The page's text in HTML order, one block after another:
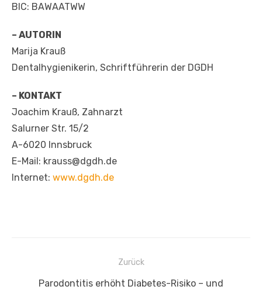
BIC: BAWAATWW
– AUTORIN
Marija Krauß
Dentalhygienikerin, Schriftführerin der DGDH
– KONTAKT
Joachim Krauß, Zahnarzt
Salurner Str. 15/2
A-6020 Innsbruck
E-Mail: krauss@dgdh.de
Internet: www.dgdh.de
Beitragsnavigation
Zurück
VorherigerParodontitis erhöht Diabetes-Risiko – und